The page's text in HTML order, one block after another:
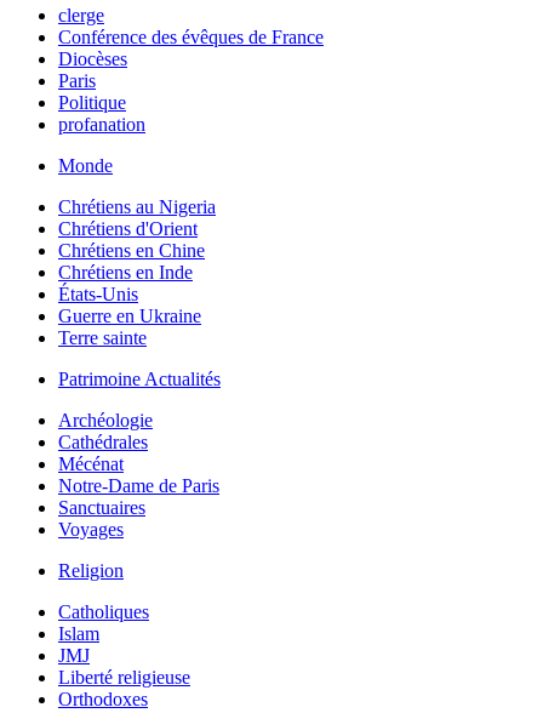
clerge
Conférence des évêques de France
Diocèses
Paris
Politique
profanation
Monde
Chrétiens au Nigeria
Chrétiens d'Orient
Chrétiens en Chine
Chrétiens en Inde
États-Unis
Guerre en Ukraine
Terre sainte
Patrimoine Actualités
Archéologie
Cathédrales
Mécénat
Notre-Dame de Paris
Sanctuaires
Voyages
Religion
Catholiques
Islam
JMJ
Liberté religieuse
Orthodoxes